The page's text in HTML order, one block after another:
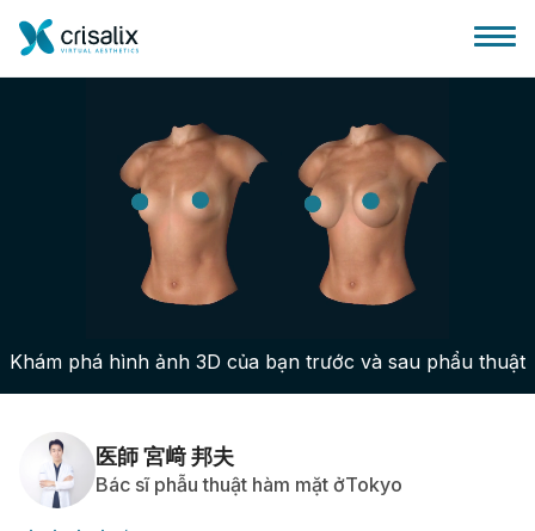
Bác sĩ phẫu thuật
Nền tảng kinh doanh 3D
Gói
Đánh giá của bệnh nhân
Khám phá hình ảnh 3D của bạn trước và sau phẩu thuật
医師 宮﨑 邦夫
Bác sĩ phẫu thuật hàm mặt ởTokyo